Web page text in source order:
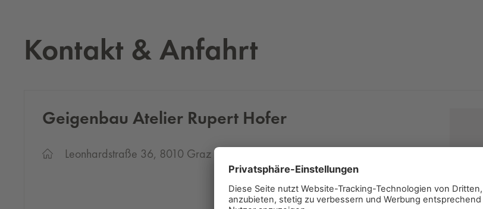
Kontakt & Anfahrt
Gei­gen­bau Ate­lier Ru­pert Hofer
Leonhardstraße 36, 8010 Graz